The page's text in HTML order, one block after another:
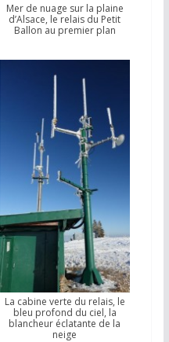
Mer de nuage sur la plaine
d’Alsace, le relais du Petit
Ballon au premier plan
La cabine verte du relais, le
bleu profond du ciel, la
blancheur éclatante de la
neige